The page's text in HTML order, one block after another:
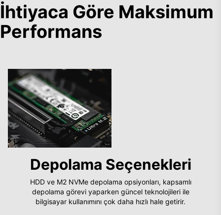
İhtiyaca Göre Maksimum
Performans
Depolama Seçenekleri
HDD ve M2 NVMe depolama opsiyonları, kapsamlı
depolama görevi yaparken güncel teknolojileri ile
bilgisayar kullanımını çok daha hızlı hale getirir.